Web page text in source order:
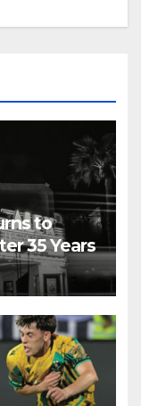
to
35 Years